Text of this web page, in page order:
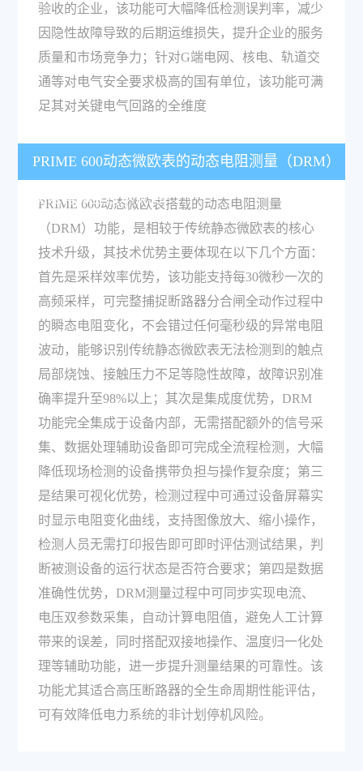
验收的企业，该功能可大幅降低检测误判率，减少
因隐性故障导致的后期运维损失，提升企业的服务
质量和市场竞争力；针对G端电网、核电、轨道交
通等对电气安全要求极高的国有单位，该功能可满
足其对关键电气回路的全维度
PRIME 600动态微欧表的动态电阻测量（DRM）
功能有哪些技术优势？
PRIME 600动态微欧表搭载的动态电阻测量
（DRM）功能，是相较于传统静态微欧表的核心
技术升级，其技术优势主要体现在以下几个方面：
首先是采样效率优势，该功能支持每30微秒一次的
高频采样，可完整捕捉断路器分合闸全动作过程中
的瞬态电阻变化，不会错过任何毫秒级的异常电阻
波动，能够识别传统静态微欧表无法检测到的触点
局部烧蚀、接触压力不足等隐性故障，故障识别准
确率提升至98%以上；其次是集成度优势，DRM
功能完全集成于设备内部，无需搭配额外的信号采
集、数据处理辅助设备即可完成全流程检测，大幅
降低现场检测的设备携带负担与操作复杂度；第三
是结果可视化优势，检测过程中可通过设备屏幕实
时显示电阻变化曲线，支持图像放大、缩小操作，
检测人员无需打印报告即可即时评估测试结果，判
断被测设备的运行状态是否符合要求；第四是数据
准确性优势，DRM测量过程中可同步实现电流、
电压双参数采集，自动计算电阻值，避免人工计算
带来的误差，同时搭配双接地操作、温度归一化处
理等辅助功能，进一步提升测量结果的可靠性。该
功能尤其适合高压断路器的全生命周期性能评估，
可有效降低电力系统的非计划停机风险。